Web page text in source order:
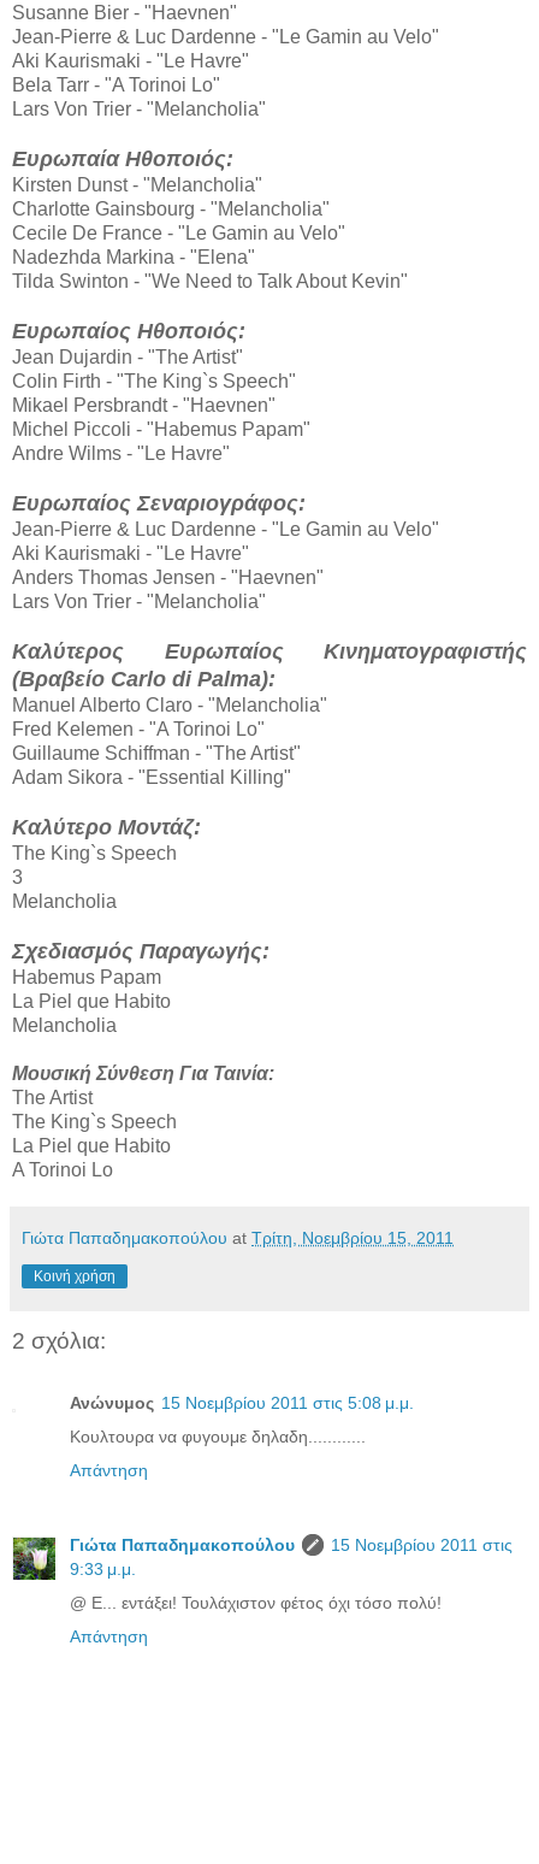
Susanne Bier - "Haevnen"
Jean-Pierre & Luc Dardenne - "Le Gamin au Velo"
Aki Kaurismaki - "Le Havre"
Bela Tarr - "A Torinoi Lo"
Lars Von Trier - "Melancholia"
Ευρωπαία Ηθοποιός:
Kirsten Dunst - "Melancholia"
Charlotte Gainsbourg - "Melancholia"
Cecile De France - "Le Gamin au Velo"
Nadezhda Markina - "Elena"
Tilda Swinton - "We Need to Talk About Kevin"
Ευρωπαίος Ηθοποιός:
Jean Dujardin - "The Artist"
Colin Firth - "The King`s Speech"
Mikael Persbrandt - "Haevnen"
Michel Piccoli - "Habemus Papam"
Andre Wilms - "Le Havre"
Ευρωπαίος Σεναριογράφος:
Jean-Pierre & Luc Dardenne - "Le Gamin au Velo"
Aki Kaurismaki - "Le Havre"
Anders Thomas Jensen - "Haevnen"
Lars Von Trier - "Melancholia"
Καλύτερος Ευρωπαίος Κινηματογραφιστής
(Βραβείο Carlo di Palma):
Manuel Alberto Claro - "Melancholia"
Fred Kelemen - "A Torinoi Lo"
Guillaume Schiffman - "The Artist"
Adam Sikora - "Essential Killing"
Καλύτερο Μοντάζ:
The King`s Speech
3
Melancholia
Σχεδιασμός Παραγωγής:
Habemus Papam
La Piel que Habito
Melancholia
Μουσική Σύνθεση Για Ταινία:
The Artist
The King`s Speech
La Piel que Habito
A Torinoi Lo
Γιώτα Παπαδημακοπούλου at Τρίτη, Νοεμβρίου 15, 2011
Κοινή χρήση
2 σχόλια:
Ανώνυμος 15 Νοεμβρίου 2011 στις 5:08 μ.μ.
Κουλτουρα να φυγουμε δηλαδη............
Απάντηση
Γιώτα Παπαδημακοπούλου
15 Νοεμβρίου 2011 στις
9:33 μ.μ.
@ Ε... εντάξει! Τουλάχιστον φέτος όχι τόσο πολύ!
Απάντηση